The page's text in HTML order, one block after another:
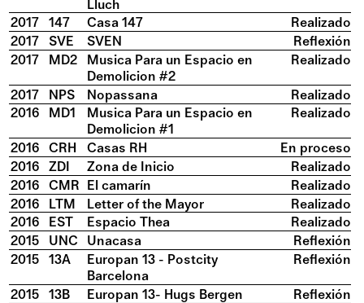
Lluch
2017 147 Casa 147
Realizado
2017
SVE SVEN
Reflexión
2017
MD2
Musica Para un Espacio en
Demolicion #2
Realizado
2017 NPS Nopassana
Realizado
2016
MD1
Musica Para un Espacio en
Demolicion #1
Realizado
2016 CRH Casas RH
En proceso
2016
ZDI Zona de Inicio
Realizado
2016
CMR El camarín
Realizado
2016
LTM Letter of the Mayor
Realizado
2016
EST Espacio Thea
Realizado
2015
UNC Unacasa
Reflexión
2015
13A
Europan 13 - Postcity
Barcelona
Reflexión
2015 13B Europan 13- Hugs Bergen
Reflexión